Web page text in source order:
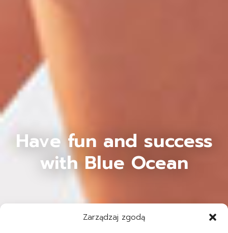
Zarządzaj zgodą
Have fun and success
with Blue Ocean